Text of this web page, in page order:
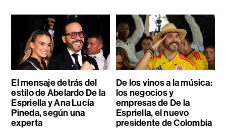
El mensaje detrás del
estilo de Abelardo De la
Espriella y Ana Lucía
Pineda, según una
experta
De los vinos a la música:
los negocios y
empresas de De la
Espriella, el nuevo
presidente de Colombia